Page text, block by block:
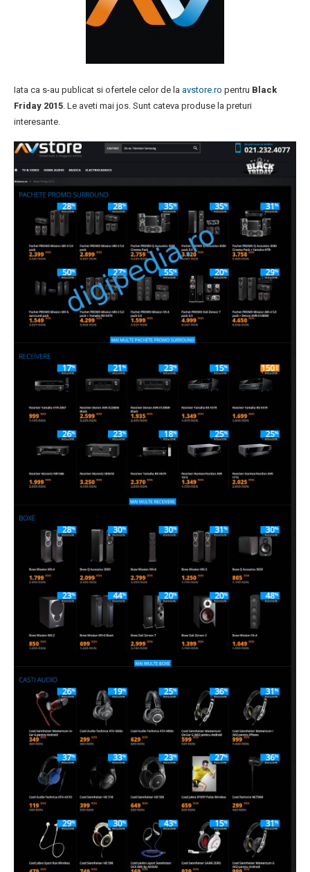
Iata ca s-au publicat si ofertele celor de la avstore.ro pentru Black
Friday 2015. Le aveti mai jos. Sunt cateva produse la preturi
interesante.